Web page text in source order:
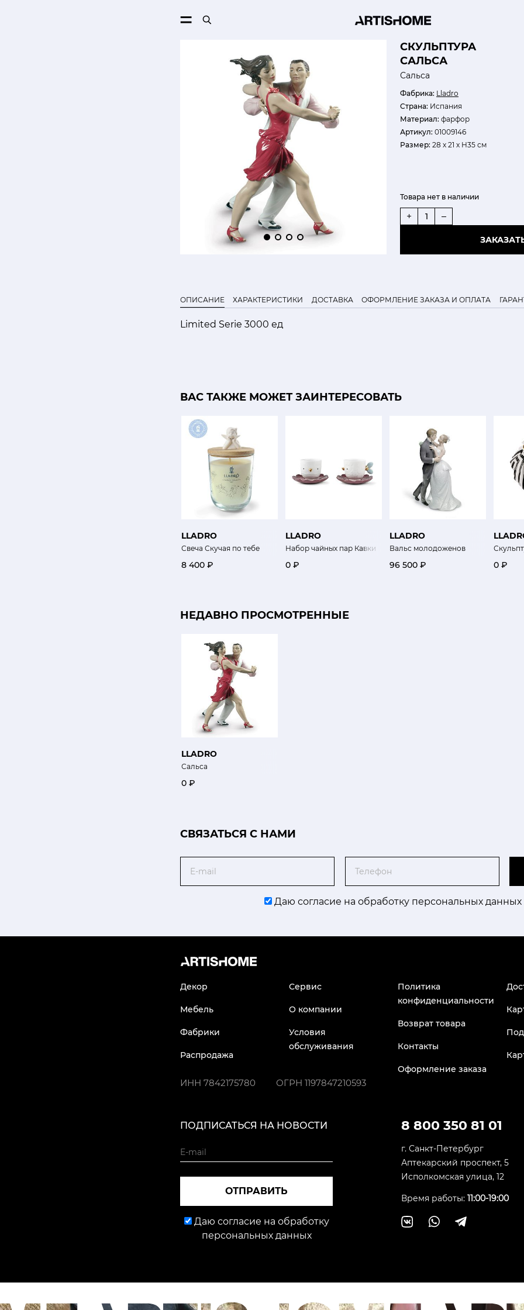
СКУЛЬПТУРА
САЛЬСА
Сальса
Фабрика: Lladro
Страна: Испания
Материал: фарфор
Артикул: 01009146
Размер: 28 х 21 х H35 см
Товара нет в наличии
+ –
ОПИСАНИЕ ХАРАКТЕРИСТИКИ ДОСТАВКА ОФОРМЛЕНИЕ ЗАКАЗА И ОПЛАТА
Limited Serie 3000 ед
ВАС ТАКЖЕ МОЖЕТ ЗАИНТЕРЕСОВАТЬ
LLADRO
Свеча Скучая по тебе
8 400 ₽
LLADRO
Набор чайных пар Кавки
0 ₽
LLADRO
Вальс молодоженов
96 500 ₽ 0 ₽
НЕДАВНО ПРОСМОТРЕННЫЕ
LLADRO
Сальса
0 ₽
CВЯЗАТЬСЯ С НАМИ
Даю согласие на обработку персональных данных
Декор
Мебель
Фабрики
Распродажа
Сервис
О компании
Условия
обслуживания
Политика
конфиденциальности
Возврат товара
Контакты
Оформление заказа
ИНН 7842175780 ОГРН 1197847210593
8 800 350 81 01
г. Санкт-Петербург
Аптекарский проспект, 5
Исполкомская улица, 12
Время работы: 11:00-19:00
ПОДПИСАТЬСЯ НА НОВОСТИ
ОТПРАВИТЬ
Даю согласие на обработку
персональных данных